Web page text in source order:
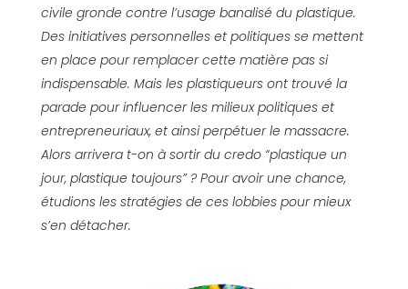
civile gronde contre l’usage banalisé du plastique.
Des initiatives personnelles et politiques se mettent
en place pour remplacer cette matière pas si
indispensable. Mais les plastiqueurs ont trouvé la
parade pour influencer les milieux politiques et
entrepreneuriaux, et ainsi perpétuer le massacre.
Alors arrivera t-on à sortir du credo “plastique un
jour, plastique toujours” ? Pour avoir une chance,
étudions les stratégies de ces lobbies pour mieux
s’en détacher.